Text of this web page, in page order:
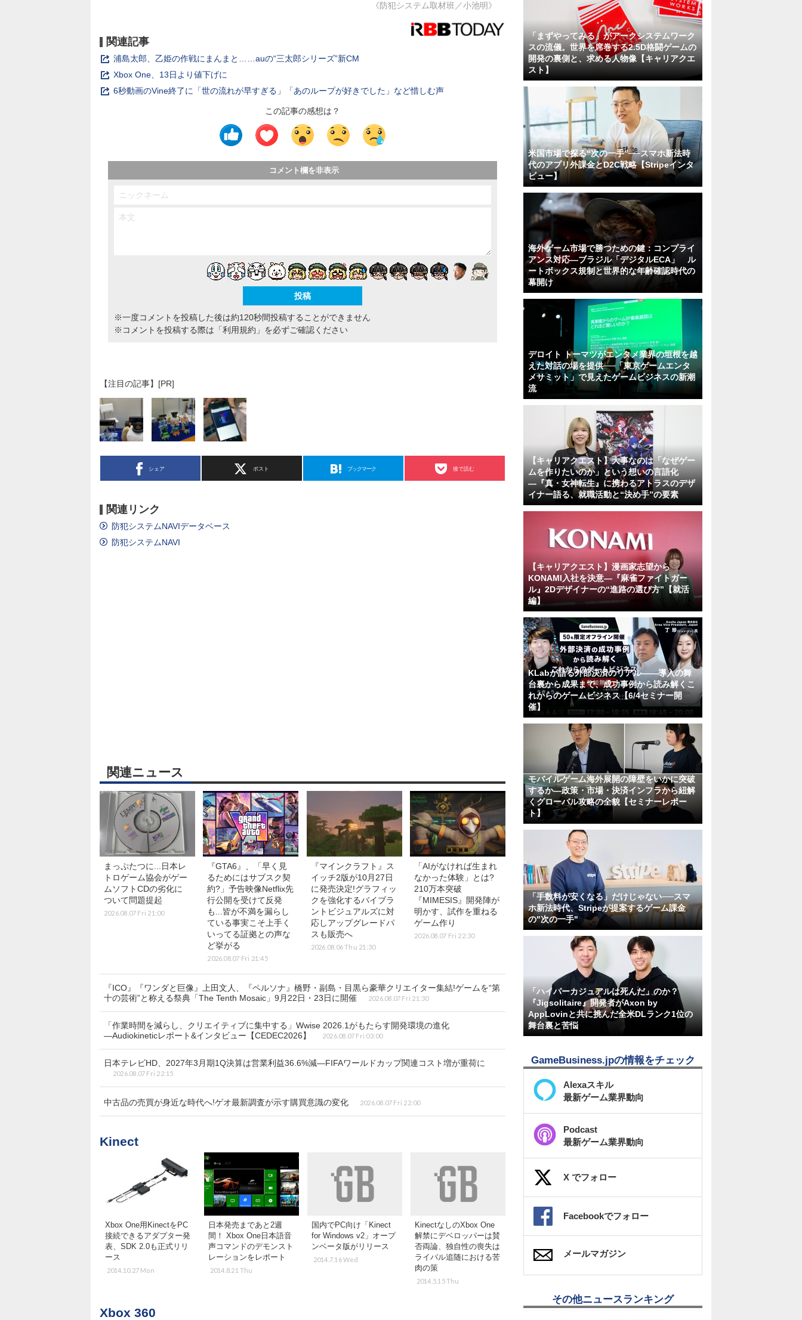
《防犯システム取材班／小池明》
関連記事
浦島太郎、乙姫の作戦にまんまと……auの“三太郎シリーズ”新CM
Xbox One、13日より値下げに
6秒動画のVine終了に「世の流れが早すぎる」「あのループが好きでした」など惜しむ声
この記事の感想は？
コメント欄を非表示
※一度コメントを投稿した後は約120秒間投稿することができません
※コメントを投稿する際は 「利用規約」 を必ずご確認ください
【注目の記事】[PR]
シェア ポスト ブックマーク 後で読む
関連リンク
防犯システムNAVIデータベース
防犯システムNAVI
関連ニュース
まっぷたつに...日本レ
トロゲーム協会がゲー
ムソフトCDの劣化に
ついて問題提起
2026.08.07 Fri 21:00
『GTA6』、「早く見
るためにはサブスク契
約?」予告映像Netflix先
行公開を受けて反発
も...皆が不満を漏らし
ている事実こそ上手く
いってる証拠との声な
ど挙がる
2026.08.07 Fri 21:45
『マインクラフト』ス
イッチ2版が10月27日
に発売決定!グラフィッ
クを強化するバイブラ
ントビジュアルズに対
応しアップグレードパ
スも販売へ
2026.08.06 Thu 21:30
「AIがなければ生まれ
なかった体験」とは?
210万本突破
『MIMESIS』開発陣が
明かす、試作を重ねる
ゲーム作り
2026.08.07 Fri 22:30
『ICO』『ワンダと巨像』上田文人、『ペルソナ』橋野・副島・目黒ら豪華クリエイター集結!ゲームを“第
十の芸術”と称える祭典「The Tenth Mosaic」9月22日・23日に開催
2026.08.07 Fri 21:30
「作業時間を減らし、クリエイティブに集中する」Wwise 2026.1がもたらす開発環境の進化
―Audiokineticレポート&インタビュー【CEDEC2026】
2026.08.07 Fri 03:00
日本テレビHD、2027年3月期1Q決算は営業利益36.6%減―FIFAワールドカップ関連コスト増が重荷に
2026.08.07 Fri 22:15
中古品の売買が身近な時代へ!ゲオ最新調査が示す購買意識の変化 2026.08.07 Fri 22:00
Kinect
Xbox One用KinectをPC
接続できるアダプター発
表、SDK 2.0も正式リリ
ース
2014.10.27 Mon
日本発売まであと2週
間！ Xbox One日本語音
声コマンドのデモンスト
レーションをレポート
2014.8.21 Thu
国内でPC向け「Kinect
for Windows v2」オープ
ンベータ版がリリース
2014.7.16 Wed
KinectなしのXbox One
解禁にデベロッパーは賛
否両論、独自性の喪失は
ライバル追随における苦
肉の策
2014.5.15 Thu
Xbox 360
「まずやってみる」がアークシステムワーク
スの流儀。世界を席巻する2.5D格闘ゲームの
開発の裏側と、求める人物像【キャリアクエ
スト】
米国市場で探る“次の一手”──スマホ新法時
代のアプリ外課金とD2C戦略【Stripeインタ
ビュー】
海外ゲーム市場で勝つための鍵：コンプライ
アンス対応—ブラジル「デジタルECA」 ル
ートボックス規制と世界的な年齢確認時代の
幕開け
デロイト トーマツがエンタメ業界の垣根を越
えた対話の場を提供──「東京ゲームエンタ
メサミット」で見えたゲームビジネスの新潮
流
【キャリアクエスト】大事なのは「なぜゲー
ムを作りたいのか」という想いの言語化
―『真・女神転生』に携わるアトラスのデザ
イナー語る、就職活動と“決め手”の要素
【キャリアクエスト】漫画家志望から
KONAMI入社を決意―『麻雀ファイトガー
ル』2Dデザイナーの“進路の選び方”【就活
編】
KLabが語る外部決済のリアル――導入の舞
台裏から成果まで、成功事例から読み解くこ
れからのゲームビジネス【6/4セミナー開
催】
モバイルゲーム海外展開の障壁をいかに突破
するか―政策・市場・決済インフラから紐解
くグローバル攻略の全貌【セミナーレポー
ト】
「手数料が安くなる」だけじゃない──スマ
ホ新法時代、Stripeが提案するゲーム課金
の"次の一手"
「ハイパーカジュアルは死んだ」のか？
『Jigsolitaire』開発者がAxon by
AppLovinと共に挑んだ全米DLランク1位の
舞台裏と苦悩
GameBusiness.jpの情報をチェック
Alexaスキル
最新ゲーム業界動向
Podcast
最新ゲーム業界動向
X でフォロー
Facebookでフォロー
メールマガジン
その他ニュースランキング